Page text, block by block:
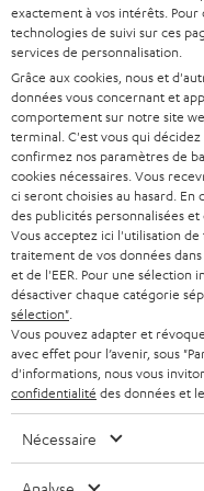
l
a
n
e
w
s
l
e
t
t
e
r
BARRES DE SON
STEREO
SMART HOME
BLUETOOTH
CASQUES AUDIO
CASQUES BLUETOOTH
SYSTEMES COMPLETS
ENCEINTES
ULTIMA
ÉCOUTEURS INTRA-
CARRIÈRE
PRESSE
B2B
NEWSLETTER
MAGASINS
AVANTAGES D’ACHAT
L’HISTOIRE DE TEUFEL
Boutiques en ligne Teufel
ALLEMAGNE
AUTRICHE
SUISSE
PAYS-BAS
BELGIQUE
FRANCE
POLOGNE
exactement à vos intérêts.
technologies de suivi sur ces
services de personnalisation.
Grâce aux cookies, nous et
données vous concernant et
comportement sur notre site
terminal. C'est vous qui
confirmez nos paramètres de
cookies nécessaires. Vous
ci seront choisies au hasard. En
des publicités personnalisées
Vous acceptez ici l'utilisation
traitement de vos données
et de l'EER. Pour une sélection
désactiver chaque catégorie
sélection"
Vous pouvez adapter et
avec effet pour l’avenir, sous
d'informations, nous vous
confidentialité des données et
Nécessaire